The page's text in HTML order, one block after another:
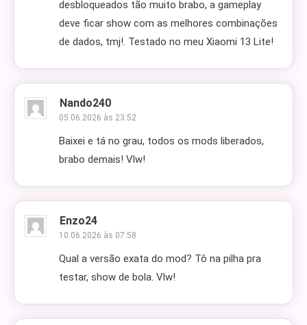
desbloqueados tão muito brabo, a gameplay
deve ficar show com as melhores combinações
de dados, tmj!. Testado no meu Xiaomi 13 Lite!
Nando240
05.06.2026 às 23:52
Baixei e tá no grau, todos os mods liberados,
brabo demais! Vlw!
Enzo24
10.06.2026 às 07:58
Qual a versão exata do mod? Tô na pilha pra
testar, show de bola. Vlw!